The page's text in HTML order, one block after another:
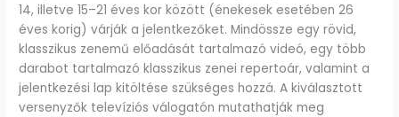
14, illetve 15–21 éves kor között (énekesek esetében 26
éves korig) várják a jelentkezőket. Mindössze egy rövid,
klasszikus zenemű előadását tartalmazó videó, egy több
darabot tartalmazó klasszikus zenei repertoár, valamint a
jelentkezési lap kitöltése szükséges hozzá. A kiválasztott
versenyzők televíziós válogatón mutathatják meg